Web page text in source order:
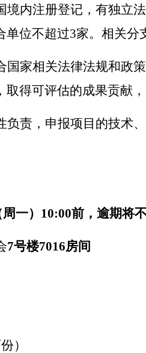
境内注册登记，有独
单位不超过3家。相关分
国家相关法律法规和
得可评估的成果贡献，
负责，申报项目的技
一） 10:00前，逾期将不
7号楼7016房间
）